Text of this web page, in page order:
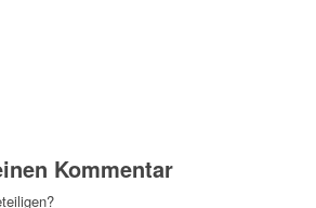
Kommentar